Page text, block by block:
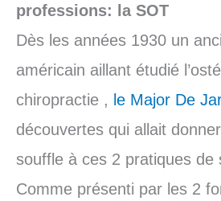
professions: la SOT
Dès les années 1930 un
américain aillant étudié
chiropractie , le Major De
découvertes qui allait
souffle à ces 2 pratiques de
Comme présenti par les 2